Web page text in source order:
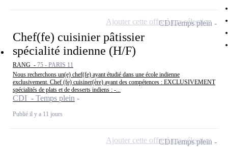
Chef(fe) cuisinier pâtissier
spécialité indienne (H/F)
RANG - 75 - PARIS 11
Nous recherchons un(e) chef(fe) ayant étudié dans une école indienne
exclusivement. Chef (fe) cuisiner(ère) ayant des compétences : EXCLUSIVEMENT
spécialités de plats et de desserts indiens : -...
CDI - Temps plein
Publié il y a 11 jours
CDITemps plein
Ajouter cette offre à ma sélection
CDITemps plein
Ajouter cette offre à ma sélection